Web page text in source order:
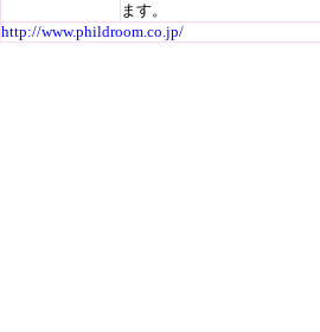
ます。
http://www.phildroom.co.jp/